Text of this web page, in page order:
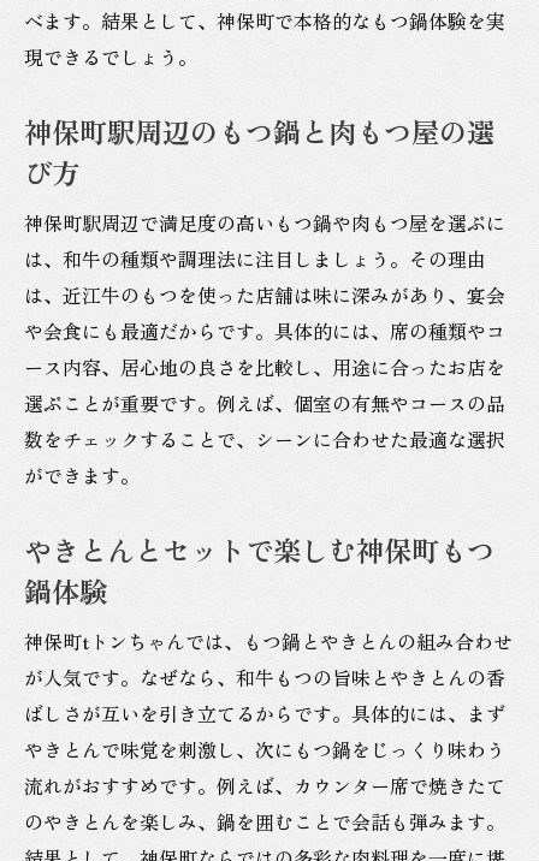
べます。結果として、神保町で本格的なもつ鍋体験を実
現できるでしょう。
神保町駅周辺のもつ鍋と肉もつ屋の選
び方
神保町駅周辺で満足度の高いもつ鍋や肉もつ屋を選ぶに
は、和牛の種類や調理法に注目しましょう。その理由
は、近江牛のもつを使った店舗は味に深みがあり、宴会
や会食にも最適だからです。具体的には、席の種類やコ
ース内容、居心地の良さを比較し、用途に合ったお店を
選ぶことが重要です。例えば、個室の有無やコースの品
数をチェックすることで、シーンに合わせた最適な選択
ができます。
やきとんとセットで楽しむ神保町もつ
鍋体験
神保町tトンちゃんでは、もつ鍋とやきとんの組み合わせ
が人気です。なぜなら、和牛もつの旨味とやきとんの香
ばしさが互いを引き立てるからです。具体的には、まず
やきとんで味覚を刺激し、次にもつ鍋をじっくり味わう
流れがおすすめです。例えば、カウンター席で焼きたて
のやきとんを楽しみ、鍋を囲むことで会話も弾みます。